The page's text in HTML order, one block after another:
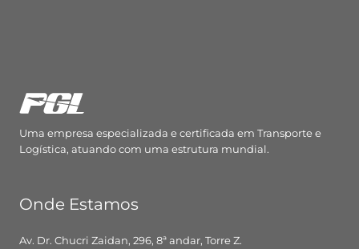
Uma empresa especializada e certificada em Transporte e
Logística, atuando com uma estrutura mundial.
Onde Estamos
Av. Dr. Chucri Zaidan, 296, 8ª andar, Torre Z.